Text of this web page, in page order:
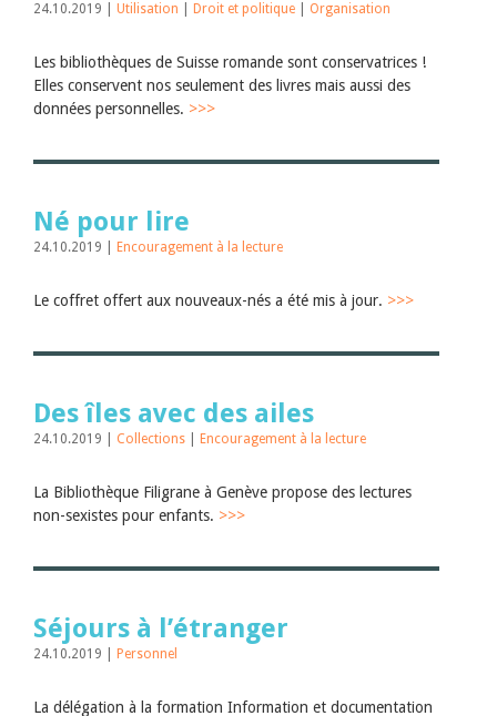
24.10.2019 | Utilisation Droit et politique Organisation
Les bibliothèques de Suisse romande sont conservatrices !
Elles conservent nos seulement des livres mais aussi des
données personnelles. >>>
Né pour lire
24.10.2019 | Encouragement à la lecture
Le coffret offert aux nouveaux-nés a été mis à jour. >>>
Des îles avec des ailes
24.10.2019 | Collections Encouragement à la lecture
La Bibliothèque Filigrane à Genève propose des lectures
non-sexistes pour enfants. >>>
Séjours à l’étranger
24.10.2019 | Personnel
La délégation à la formation Information et documentation